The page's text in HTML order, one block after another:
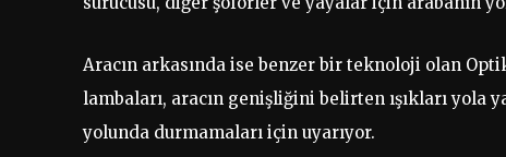
Aracın arkasında ise benzer bir teknoloji olan
lambaları, aracın genişliğini belirten ışıkları yola
yolunda durmamaları için uyarıyor.